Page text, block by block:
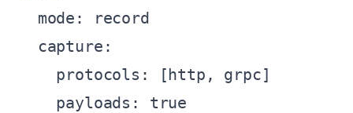
  mode: record
  capture:
    protocols: [http, grpc]
    payloads: true